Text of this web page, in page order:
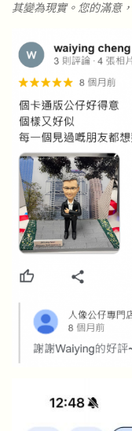
其變為現實。您的滿意